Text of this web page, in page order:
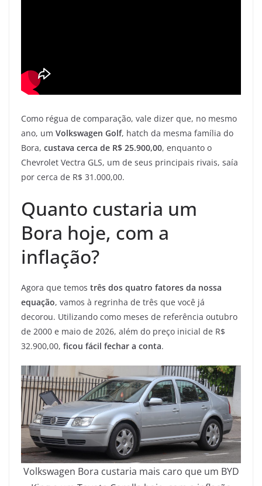
Como régua de comparação, vale dizer que, no mesmo
ano, um Volkswagen Golf, hatch da mesma família do
Bora, custava cerca de R$ 25.900,00, enquanto o
Chevrolet Vectra GLS, um de seus principais rivais, saía
por cerca de R$ 31.000,00.
Quanto custaria um
Bora hoje, com a
inflação?
Agora que temos três dos quatro fatores da nossa
equação, vamos à regrinha de três que você já
decorou. Utilizando como meses de referência outubro
de 2000 e maio de 2026, além do preço inicial de R$
32.900,00, ficou fácil fechar a conta.
Volkswagen Bora custaria mais caro que um BYD